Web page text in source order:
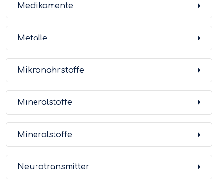
Medikamente
Metalle
Mikronährstoffe
Mineralstoffe
Mineralstoffe
Neurotransmitter